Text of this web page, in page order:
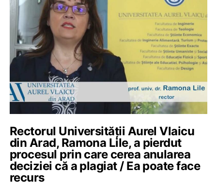
Rectorul Universității Aurel Vlaicu
din Arad, Ramona Lile, a pierdut
procesul prin care cerea anularea
deciziei că a plagiat / Ea poate face
recurs